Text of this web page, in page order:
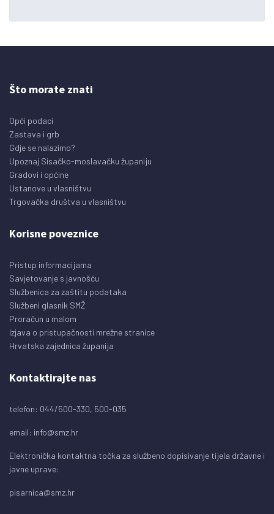
Što morate znati
Opći podaci
Zastava i grb
Gdje se nalazimo?
Upoznaj Sisačko-moslavačku županiju
Gradovi i općine
Ustanove u vlasništvu
Trgovačka društva u vlasništvu
Korisne poveznice
Pristup informacijama
Savjetovanje s javnošću
Službenica za zaštitu podataka
Službeni glasnik SMŽ
Proračun u malom
Izjava o pristupačnosti mrežne stranice
Hrvatska zajednica županija
Kontaktirajte nas
telefon: 044/500-330, 500-035
email: info@smz.hr
Elektronička kontaktna točka za službeno dopisivanje tijela državne i
javne uprave:
pisarnica@smz.hr